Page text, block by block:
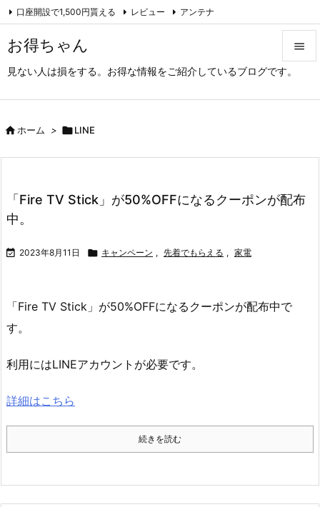
お得ちゃん
見ない人は損をする。お得な情報をご紹介しているブログです。

次へ
口座開設で1,500円貰える レビュー アンテナ
アーカイブ（旧サイト）
ホーム > LINE
「Fire TV Stick」が50%OFFになるクーポンが配布
中。
 2023年8月11日  キャンペーン , 先着でもらえる , 家電
「Fire TV Stick」が50%OFFになるクーポンが配布中で
す。
利用にはLINEアカウントが必要です。
詳細はこちら
続きを読む